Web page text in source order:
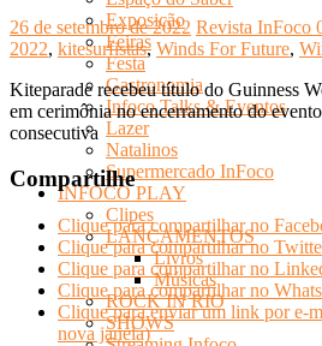
Exposição
Feiras
Festa
Gastronomia
Infoco Talks & Eventos
Lazer
Natalinos
Supermercado InFoco
INFOCO PLAY
Clipes
LANÇAMENTOS
Livros
Músicas
ROCK IN RIO
SHOWS
26 de setembro de 2022 Revista InFoco
2022, kitesurfistas, Winds For Future,
Kiteparade recebeu título do Guinness
em cerimônia no encerramento do
consecutiva
Compartilhe
Clique para compartilhar no
Clique para compartilhar no
Clique para compartilhar no
Clique para compartilhar no
Clique para enviar um link por e-
nova janela)